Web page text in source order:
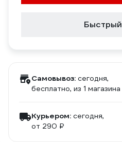
Быстрый
Самовывоз: сегодня,
бесплатно, из 1 магазина
Курьером: сегодня,
от 290 ₽